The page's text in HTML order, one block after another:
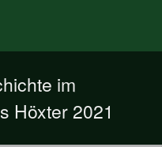
im
Höxter 2021